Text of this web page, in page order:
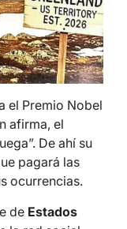
el Premio Nobel
afirma, el
De ahí su
pagará las
ocurrencias.
de Estados